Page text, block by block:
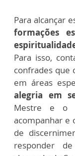
Para alcançar
formações
Para isso,
confrades que
em áreas
alegria em
Mestre e o
acompanhar e
de
responder